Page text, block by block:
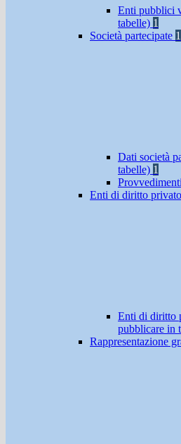
Enti pubblici
tabelle) 1
Società partecipate 1
Dati società
tabelle) 1
Provvedimenti
Enti di diritto
Enti di diritto
pubblicare in
Rappresentazione